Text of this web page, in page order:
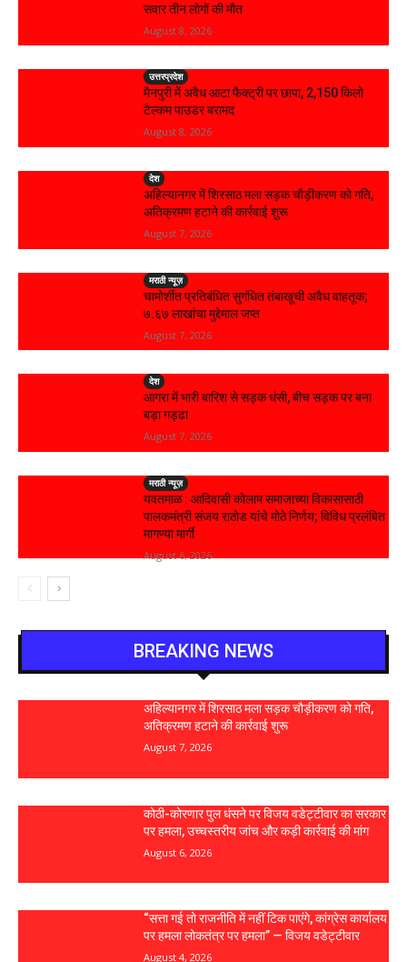
सवार तीन लोगों की मौत
August 8, 2026
उत्तरप्रदेश
मैनपुरी में अवैध आटा फैक्ट्री पर छापा, 2,150 किलो
टैल्कम पाउडर बरामद
August 8, 2026
देश
अहिल्यानगर में शिरसाठ मला सड़क चौड़ीकरण को गति,
अतिक्रमण हटाने की कार्रवाई शुरू
August 7, 2026
मराठी न्यूज़
चामोर्शीत प्रतिबंधित सुगंधित तंबाखूची अवैध वाहतूक;
₹७.६७ लाखांचा मुद्देमाल जप्त
August 7, 2026
देश
आगरा में भारी बारिश से सड़क धंसी, बीच सड़क पर बना
बड़ा गड्ढा
August 7, 2026
मराठी न्यूज़
यवतमाळ : आदिवासी कोलाम समाजाच्या विकासासाठी
पालकमंत्री संजय राठोड यांचे मोठे निर्णय; विविध प्रलंबित
मागण्या मार्गी
August 6, 2026
BREAKING NEWS
अहिल्यानगर में शिरसाठ मला सड़क चौड़ीकरण को गति,
अतिक्रमण हटाने की कार्रवाई शुरू
August 7, 2026
कोठी-कोरणार पुल धंसने पर विजय वडेट्टीवार का सरकार
पर हमला, उच्चस्तरीय जांच और कड़ी कार्रवाई की मांग
August 6, 2026
“सत्ता गई तो राजनीति में नहीं टिक पाएंगे, कांग्रेस कार्यालय
पर हमला लोकतंत्र पर हमला” — विजय वडेट्टीवार
August 4, 2026